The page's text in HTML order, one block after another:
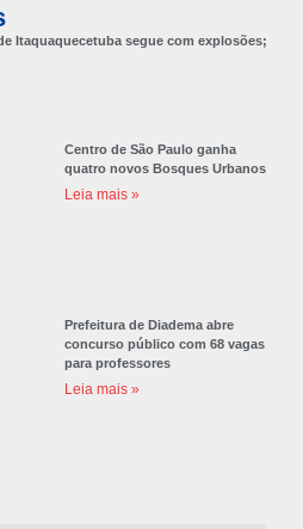
Itaquaquecetuba segue com explosões;
Centro de São Paulo ganha
quatro novos Bosques Urbanos
Leia mais »
Prefeitura de Diadema abre
concurso público com 68 vagas
para professores
Leia mais »